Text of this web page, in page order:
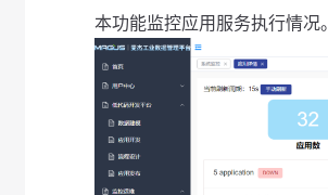
本功能监控应用服务执行情况。